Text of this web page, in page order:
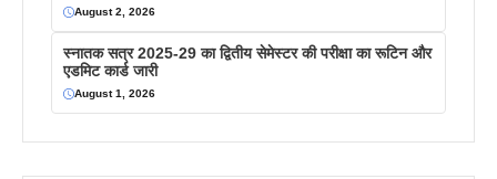
August 2, 2026
स्नातक सत्र 2025-29 का द्वितीय सेमेस्टर की परीक्षा का रूटिन और
एडमिट कार्ड जारी
August 1, 2026